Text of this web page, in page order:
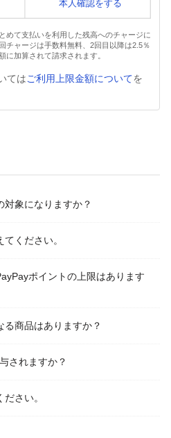
本人確認をする
めて支払いを利用した残高へのチャージに
チャージは手数料無料、2回目以降は2.5％
に加算されて請求されます。
てはご利用上限金額についてを
象になりますか？
ください。
ポイントの上限はあります
る商品はありますか？
されますか？
さい。